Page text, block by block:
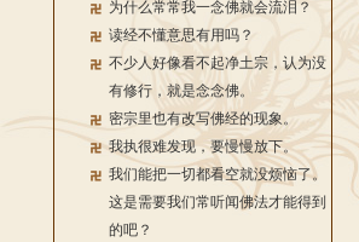
为什么常常我一念佛就会流泪？
读经不懂意思有用吗？
不少人好像看不起净土宗，认为没
有修行，就是念念佛。
密宗里也有改写佛经的现象。
我执很难发现，要慢慢放下。
我们能把一切都看空就没烦恼了。
这是需要我们常听闻佛法才能得到
的吧？